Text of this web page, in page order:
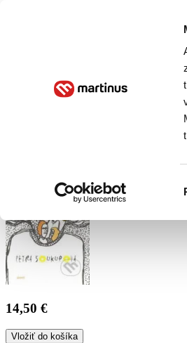
14,50 €
Vložiť do košíka